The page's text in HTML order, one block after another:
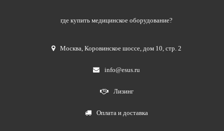
где купить медицинское оборудование?
Москва,Коровинское шоссе, дом 10, стр. 2
info@esus.ru
Лизинг
Оплата и доставка